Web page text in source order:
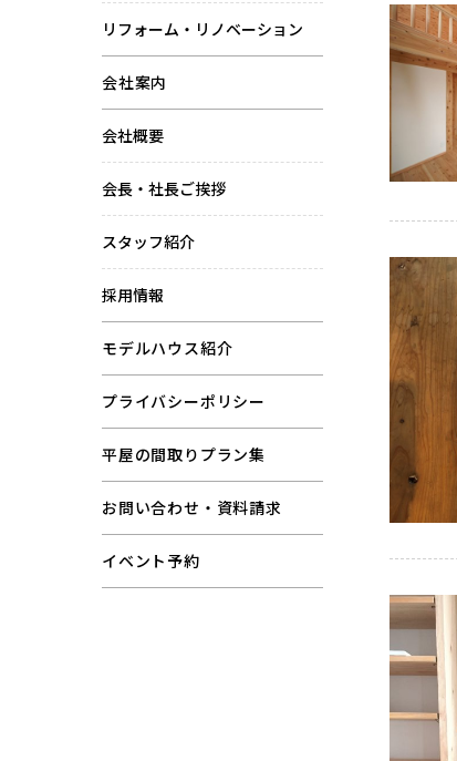
リフォーム・リノベーション
会社案内
会社概要
会長・社長ご挨拶
スタッフ紹介
採用情報
モデルハウス紹介
プライバシーポリシー
平屋の間取りプラン集
お問い合わせ・資料請求
イベント予約